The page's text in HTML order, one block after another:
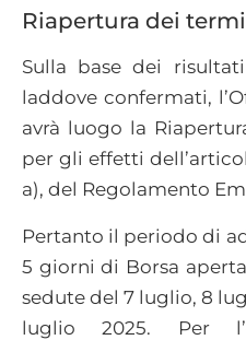
Riapertura dei
Sulla base dei
laddove confermati,
avrà luogo la
per gli effetti
a), del Regolamento
Pertanto il periodo di
5 giorni di Borsa
sedute del 7 luglio, 8
luglio 2025. Per